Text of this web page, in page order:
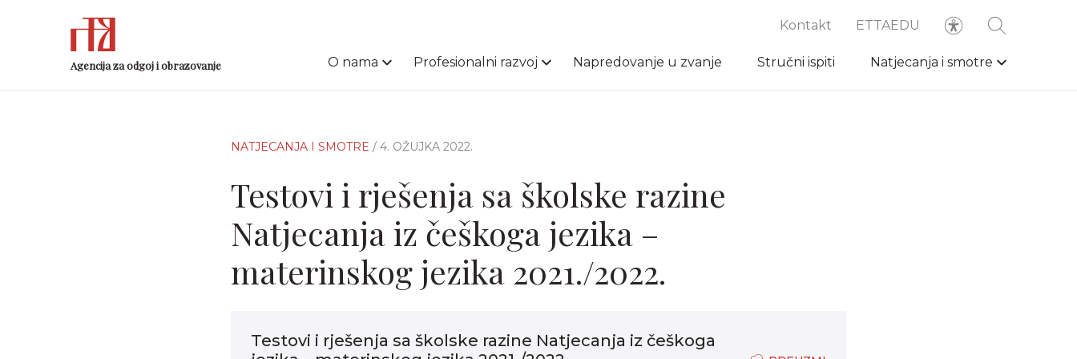
Agencija za odgoj i obrazovanje
Kontakt ETTAEDU
O nama Profesionalni razvoj Napredovanje u zvanje Stručni ispiti Natjecanja i smotre
NATJECANJA I SMOTRE / 4. OŽUJKA 2022.
Testovi i rješenja sa školske razine
Natjecanja iz češkoga jezika –
materinskog jezika 2021./2022.
Testovi i rješenja sa školske razine Natjecanja iz češkoga